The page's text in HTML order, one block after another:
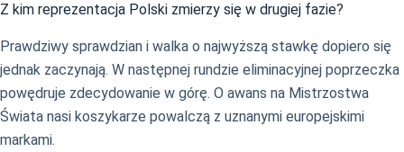
Z kim reprezentacja Polski zmierzy się w drugiej fazie?
Prawdziwy sprawdzian i walka o najwyższą stawkę dopiero się
jednak zaczynają. W następnej rundzie eliminacyjnej poprzeczka
powędruje zdecydowanie w górę. O awans na Mistrzostwa
Świata nasi koszykarze powalczą z uznanymi europejskimi
markami.